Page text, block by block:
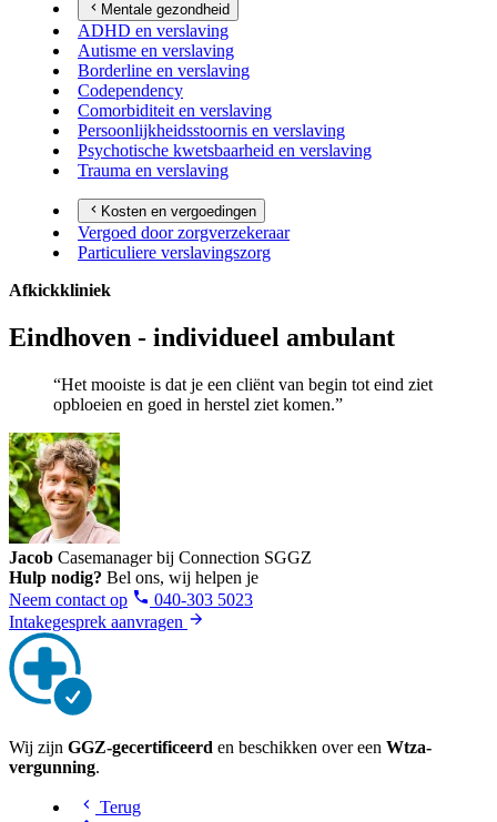
Mentale gezondheid
ADHD en verslaving
Autisme en verslaving
Borderline en verslaving
Codependency
Comorbiditeit en verslaving
Persoonlijkheidsstoornis en verslaving
Psychotische kwetsbaarheid en verslaving
Trauma en verslaving
Kosten en vergoedingen
Vergoed door zorgverzekeraar
Particuliere verslavingszorg
Afkickkliniek
Eindhoven - individueel ambulant
“Het mooiste is dat je een cliënt van begin tot eind ziet
opbloeien en goed in herstel ziet komen.”
Jacob Casemanager bij Connection SGGZ
Hulp nodig? Bel ons, wij helpen je
Neem contact op
040-303 5023
Intakegesprek aanvragen
Wij zijn GGZ-gecertificeerd en beschikken over een Wtza-
vergunning.
Terug